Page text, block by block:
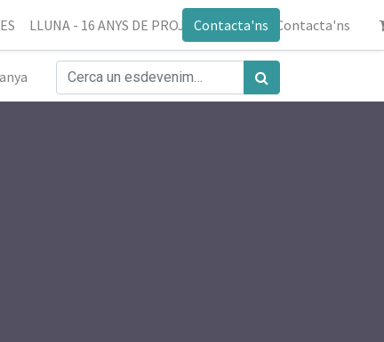
LLUNA - 16 ANYS DE PROJECTE Blog Contacta'ns
Contacta'ns